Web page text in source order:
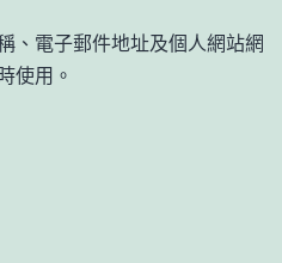
、電子郵件地址及個人網站網
使用。